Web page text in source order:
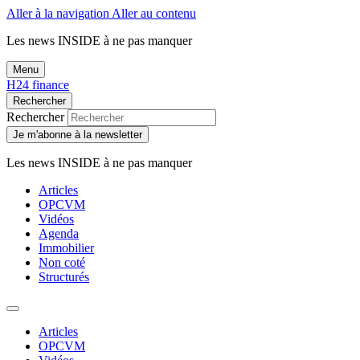
Aller à la navigation Aller au contenu
Les news INSIDE à ne pas manquer
Menu
H24 finance
Rechercher
Rechercher
Je m'abonne à la newsletter
Les news INSIDE à ne pas manquer
Articles
OPCVM
Vidéos
Agenda
Immobilier
Non coté
Structurés
Articles
OPCVM